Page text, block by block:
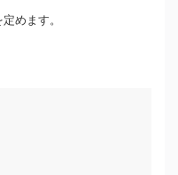
めます。